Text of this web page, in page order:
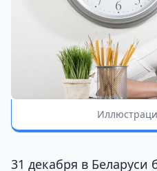
31 декабря в Беларуси